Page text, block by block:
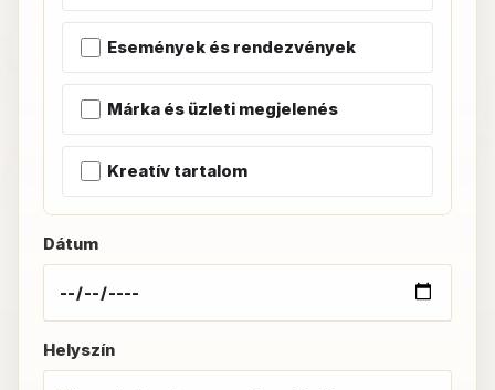
Események és rendezvények
Márka és üzleti megjelenés
Kreatív tartalom
Dátum
Helyszín